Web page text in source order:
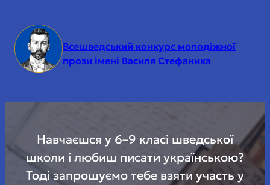
Всешведський конкурс молодіжної
прози імені Василя Стефаника
Навчаєшся у 6–9 класі шведської
школи і любиш писати українською?
Тоді запрошуємо тебе взяти участь у